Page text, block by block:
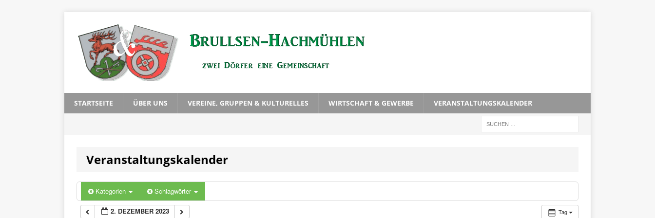
STARTSEITE ÜBER UNS VEREINE, GRUPPEN & KULTURELLES WIRTSCHAFT & GEWERBE VERANSTALTUNGSKALENDER
Veranstaltungskalender
Kategorien Schlagwörter
Tag
2. DEZEMBER 2023
1:00
2:00
3:00
5:00
6:00